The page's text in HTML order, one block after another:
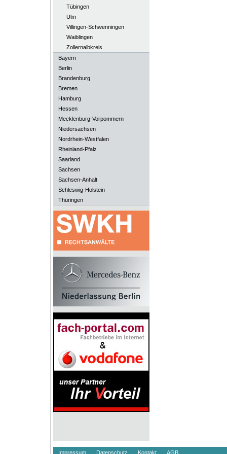
Tübingen
Ulm
Villingen-Schwenningen
Waiblingen
Zollernalbkreis
Bayern
Berlin
Brandenburg
Bremen
Hamburg
Hessen
Mecklenburg-Vorpommern
Niedersachsen
Nordrhein-Westfalen
Rheinland-Pfalz
Saarland
Sachsen
Sachsen-Anhalt
Schleswig-Holstein
Thüringen
Impressum Datenschutz Kontakt AGB